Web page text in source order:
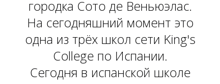
городка Сото де Веньюэлас.
На сегодняшний момент это
одна из трёх школ сети King's
College по Испании.
Сегодня в испанской школе